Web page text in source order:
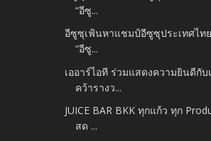
“อีซู...
อีซูซุเฟ้นหาแชมป์อีซูซุประเทศไท
“อีซู...
เออาร์ไอที ร่วมแสดงความยินดีกับ
คว้ารางว...
JUICE BAR BKK ทุกแก้ว ทุก
สด ...